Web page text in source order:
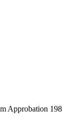
Approbation